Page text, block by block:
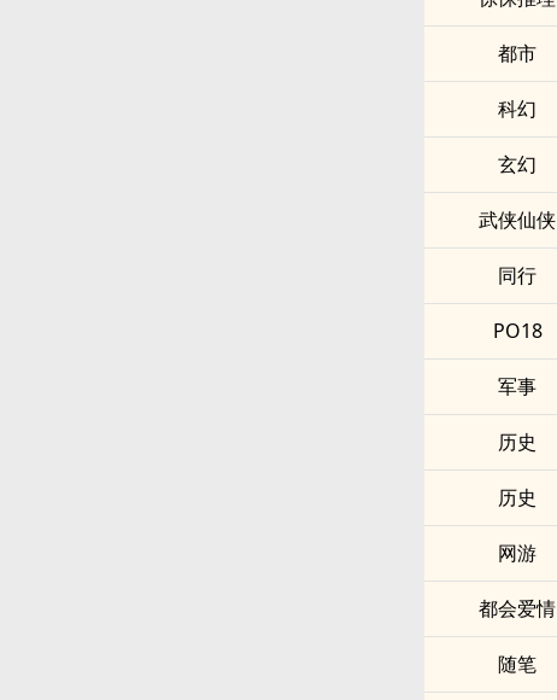
都市
科幻
玄幻
武侠仙侠
同行
PO18
军事
历史
历史
网游
都会爱情
随笔